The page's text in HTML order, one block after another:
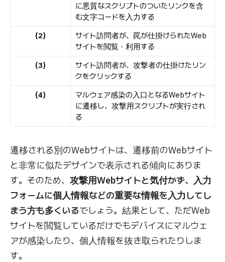
に悪質なスクリプトのついたリンクを含
む文字コードを入力する
（2）
サイト訪問者が、罠が仕掛けられたWeb
サイトを閲覧・利用する
（3）
サイト訪問者が、攻撃者の仕掛けたリン
クをクリックする
（4）
マルウェア感染の入口となるWebサイト
に遷移し、攻撃用スクリプトが実行され
る
遷移される別のWebサイトは、遷移前のWebサイト
と非常に似たデザインで表示される傾向にありま
す。そのため、 攻撃用Webサイトと気付かず、入力
フォームに個人情報などの重要な情報を入力してし
まう方も多くいるでしょう。結果として、ただWeb
サイトを閲覧しているだけでもデバイスにマルウェ
アが感染したり、個人情報を抜き取られたりしま
す。